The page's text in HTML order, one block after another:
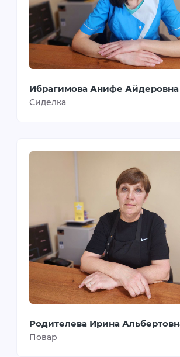
Ибрагимова Анифе Айдеровна
Сиделка
Родителева Ирина
Повар